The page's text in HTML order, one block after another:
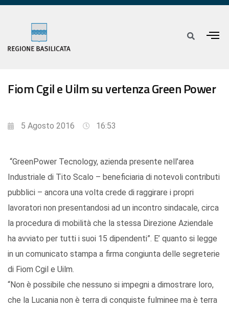
Fiom Cgil e Uilm su vertenza Green Power
5 Agosto 2016 16:53
“GreenPower Tecnology, azienda presente nell’area
Industriale di Tito Scalo – beneficiaria di notevoli contributi
pubblici – ancora una volta crede di raggirare i propri
lavoratori non presentandosi ad un incontro sindacale, circa
la procedura di mobilità che la stessa Direzione Aziendale
ha avviato per tutti i suoi 15 dipendenti”. E’ quanto si legge
in un comunicato stampa a firma congiunta delle segreterie
di Fiom Cgil e Uilm.
“Non è possibile che nessuno si impegni a dimostrare loro,
che la Lucania non è terra di conquiste fulminee ma è terra